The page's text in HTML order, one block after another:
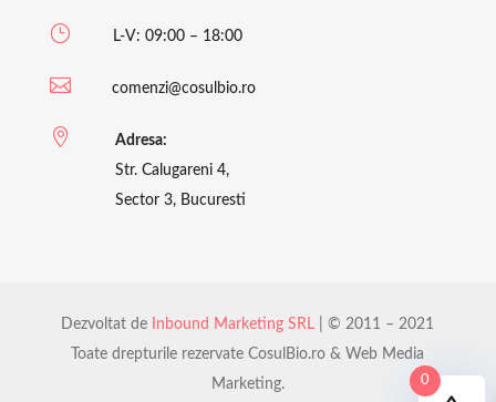
} L-V: 09:00 – 18:00
 comenzi@cosulbio.ro

Adresa:
Str. Calugareni 4,
Sector 3, Bucuresti
Dezvoltat de Inbound Marketing SRL | © 2011 – 2021
Toate drepturile rezervate CosulBio.ro & Web Media
Marketing.
0